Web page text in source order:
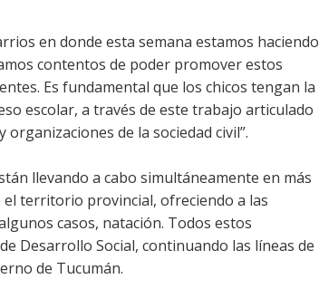
en donde esta semana estamos haciendo
contentos de poder promover estos
Es fundamental que los chicos tengan la
escolar, a través de este trabajo articulado
de la sociedad civil”.
llevando a cabo simultáneamente en más
territorio provincial, ofreciendo a las
casos, natación. Todos estos
Desarrollo Social, continuando las líneas de
de Tucumán.